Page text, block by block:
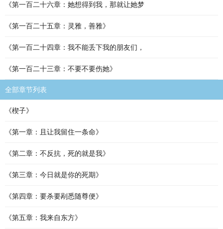
《第一百二十六章：她想得到我，那就让她梦
《第一百二十五章：灵雅，善雅》
《第一百二十四章：我不能丢下我的朋友们，
《第一百二十三章：不要不要伤她》
全部章节列表
《楔子》
《第一章：且让我留住一条命》
《第二章：不反抗，死的就是我》
《第三章：今日就是你的死期》
《第四章：要杀要剐悉随尊便》
《第五章：我来自东方》